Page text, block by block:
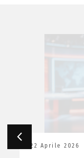
22 Aprile 2026